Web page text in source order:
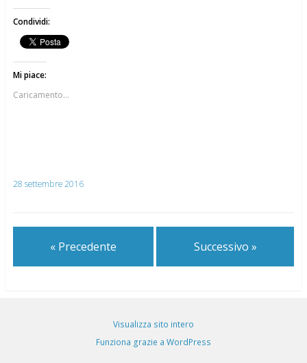
Condividi:
Mi piace:
Caricamento...
28 settembre 2016
« Precedente Successivo »
Visualizza sito intero
Funziona grazie a WordPress